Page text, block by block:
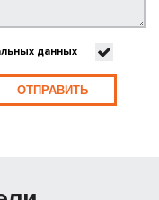
данных
ОТПРАВИТЬ